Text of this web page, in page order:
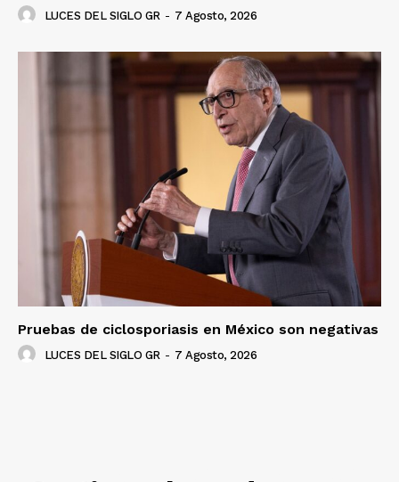
LUCES DEL SIGLO GR - 7 Agosto, 2026
Pruebas de ciclosporiasis en México son negativas
LUCES DEL SIGLO GR - 7 Agosto, 2026